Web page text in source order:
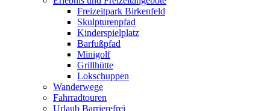
Freizeitpark Birkenfeld
Skulpturenpfad
Kinderspielplatz
Barfußpfad
Minigolf
Grillhütte
Lokschuppen
Wanderwege
Fahrradtouren
Urlaub Barrierefrei